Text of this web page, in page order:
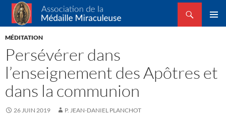
Association de la Médaille Miraculeuse
Recherche
ALLER
AU
MÉDITATION
Persévérer dans
l’enseignement des Apôtres et
dans la communion
26 JUIN 2019 P. JEAN-DANIEL PLANCHOT